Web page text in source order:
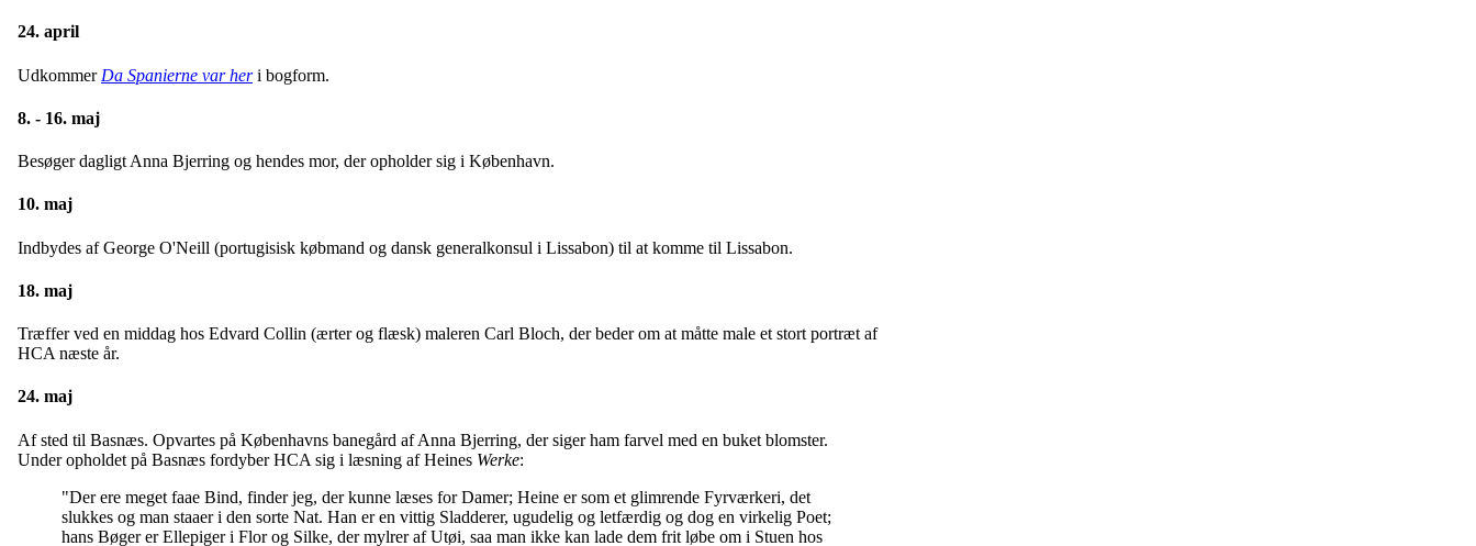
24. april
Udkommer Da Spanierne var heri bogform.
8. - 16. maj
Besøger dagligt Anna Bjerring og hendes mor, der opholder sig i København.
10. maj
Indbydes af George O'Neill (portugisisk købmand og dansk generalkonsul i Lissabon) til at komme til Lissabon.
18. maj
Træffer ved en middag hos Edvard Collin (ærter og flæsk) maleren Carl Bloch, der beder om at måtte male et stort portræt af
HCA næste år.
24. maj
Af sted til Basnæs. Opvartes på Københavns banegård af Anna Bjerring, der siger ham farvel med en buket blomster.
Under opholdet på Basnæs fordyber HCA sig i læsning af Heines Werke:
"Der ere meget faae Bind, finder jeg, der kunne læses for Damer; Heine er som et glimrende Fyrværkeri, det
slukkes og man staaer i den sorte Nat. Han er en vittig Sladderer, ugudelig og letfærdig og dog en virkelig Poet;
hans Bøger er Ellepiger i Flor og Silke, der mylrer af Utøi, saa man ikke kan lade dem frit løbe om i Stuen hos